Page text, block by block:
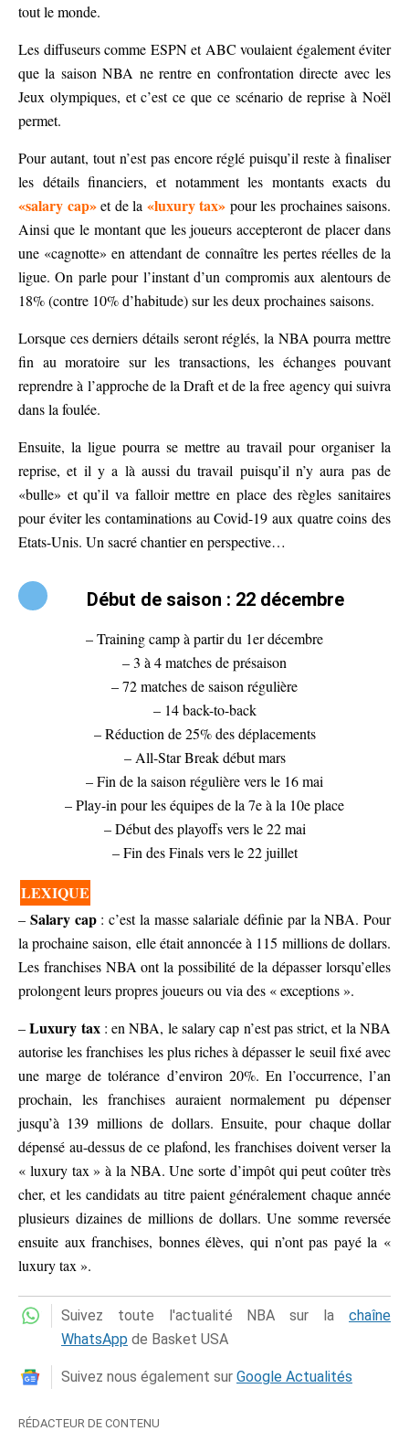
tout le monde.
Les diffuseurs comme ESPN et ABC voulaient également éviter
que la saison NBA ne rentre en confrontation directe avec les
Jeux olympiques, et c’est ce que ce scénario de reprise à Noël
permet.
Pour autant, tout n’est pas encore réglé puisqu’il reste à finaliser
les détails financiers, et notamment les montants exacts du
«salary cap»et de la «luxury tax» pour les prochaines saisons.
Ainsi que le montant que les joueurs accepteront de placer dans
une «cagnotte» en attendant de connaître les pertes réelles de la
ligue. On parle pour l’instant d’un compromis aux alentours de
18% (contre 10% d’habitude) sur les deux prochaines saisons.
Lorsque ces derniers détails seront réglés, la NBA pourra mettre
fin au moratoire sur les transactions, les échanges pouvant
reprendre à l’approche de la Draft et de la free agency qui suivra
dans la foulée.
Ensuite, la ligue pourra se mettre au travail pour organiser la
reprise, et il y a là aussi du travail puisqu’il n’y aura pas de
«bulle» et qu’il va falloir mettre en place des règles sanitaires
pour éviter les contaminations au Covid-19 aux quatre coins des
Etats-Unis. Un sacré chantier en perspective…
Début de saison : 22 décembre
– Training camp à partir du 1er décembre
– 3 à 4 matches de présaison
– 72 matches de saison régulière
– 14 back-to-back
– Réduction de 25% des déplacements
– All-Star Break début mars
– Fin de la saison régulière vers le 16 mai
– Play-in pour les équipes de la 7e à la 10e place
– Début des playoffs vers le 22 mai
– Fin des Finals vers le 22 juillet
LEXIQUE
– Salary cap: c’est la masse salariale définie par la NBA. Pour
la prochaine saison, elle était annoncée à 115 millions de dollars.
Les franchises NBA ont la possibilité de la dépasser lorsqu’elles
prolongent leurs propres joueurs ou via des « exceptions ».
–Luxury tax: en NBA, le salary cap n’est pas strict, et la NBA
autorise les franchises les plus riches à dépasser le seuil fixé avec
une marge de tolérance d’environ 20%. En l’occurrence, l’an
prochain, les franchises auraient normalement pu dépenser
jusqu’à 139 millions de dollars. Ensuite, pour chaque dollar
dépensé au-dessus de ce plafond, les franchises doivent verser la
« luxury tax » à la NBA. Une sorte d’impôt qui peut coûter très
cher, et les candidats au titre paient généralement chaque année
plusieurs dizaines de millions de dollars. Une somme reversée
ensuite aux franchises, bonnes élèves, qui n’ont pas payé la «
luxury tax ».
Suivez toute l'actualité NBA sur la chaîne
WhatsApp de Basket USA
Suivez nous également sur Google Actualités
RÉDACTEUR DE CONTENU